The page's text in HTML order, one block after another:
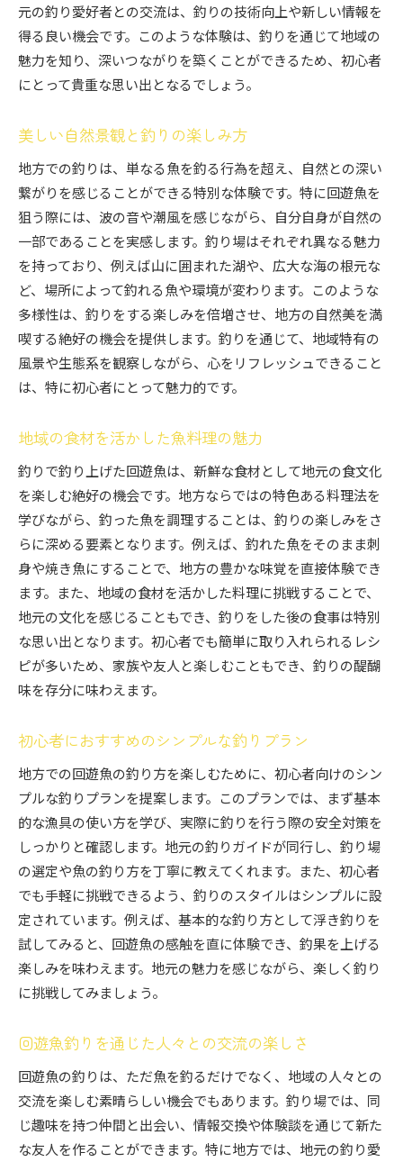
元の釣り愛好者との交流は、釣りの技術向上や新しい情報を
得る良い機会です。このような体験は、釣りを通じて地域の
魅力を知り、深いつながりを築くことができるため、初心者
にとって貴重な思い出となるでしょう。
美しい自然景観と釣りの楽しみ方
地方での釣りは、単なる魚を釣る行為を超え、自然との深い
繋がりを感じることができる特別な体験です。特に回遊魚を
狙う際には、波の音や潮風を感じながら、自分自身が自然の
一部であることを実感します。釣り場はそれぞれ異なる魅力
を持っており、例えば山に囲まれた湖や、広大な海の根元な
ど、場所によって釣れる魚や環境が変わります。このような
多様性は、釣りをする楽しみを倍増させ、地方の自然美を満
喫する絶好の機会を提供します。釣りを通じて、地域特有の
風景や生態系を観察しながら、心をリフレッシュできること
は、特に初心者にとって魅力的です。
地域の食材を活かした魚料理の魅力
釣りで釣り上げた回遊魚は、新鮮な食材として地元の食文化
を楽しむ絶好の機会です。地方ならではの特色ある料理法を
学びながら、釣った魚を調理することは、釣りの楽しみをさ
らに深める要素となります。例えば、釣れた魚をそのまま刺
身や焼き魚にすることで、地方の豊かな味覚を直接体験でき
ます。また、地域の食材を活かした料理に挑戦することで、
地元の文化を感じることもでき、釣りをした後の食事は特別
な思い出となります。初心者でも簡単に取り入れられるレシ
ピが多いため、家族や友人と楽しむこともでき、釣りの醍醐
味を存分に味わえます。
初心者におすすめのシンプルな釣りプラン
地方での回遊魚の釣り方を楽しむために、初心者向けのシン
プルな釣りプランを提案します。このプランでは、まず基本
的な漁具の使い方を学び、実際に釣りを行う際の安全対策を
しっかりと確認します。地元の釣りガイドが同行し、釣り場
の選定や魚の釣り方を丁寧に教えてくれます。また、初心者
でも手軽に挑戦できるよう、釣りのスタイルはシンプルに設
定されています。例えば、基本的な釣り方として浮き釣りを
試してみると、回遊魚の感触を直に体験でき、釣果を上げる
楽しみを味わえます。地元の魅力を感じながら、楽しく釣り
に挑戦してみましょう。
回遊魚釣りを通じた人々との交流の楽しさ
回遊魚の釣りは、ただ魚を釣るだけでなく、地域の人々との
交流を楽しむ素晴らしい機会でもあります。釣り場では、同
じ趣味を持つ仲間と出会い、情報交換や体験談を通じて新た
な友人を作ることができます。特に地方では、地元の釣り愛